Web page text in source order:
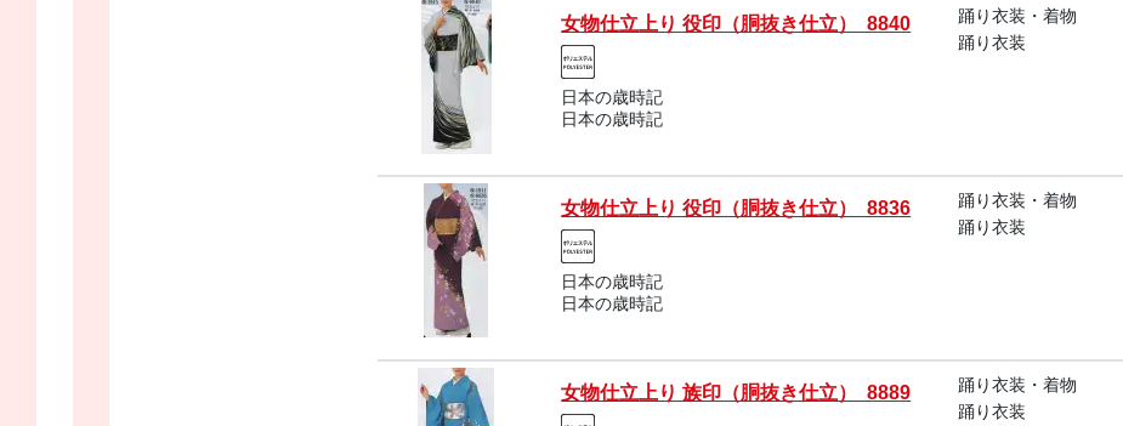
女物仕立上り 役印（胴抜き仕立） 8840
日本の歳時記
日本の歳時記
踊り衣装・着物
踊り衣装
女物仕立上り 役印（胴抜き仕立） 8836
日本の歳時記
日本の歳時記
踊り衣装・着物
踊り衣装
女物仕立上り 族印（胴抜き仕立） 8889
踊り衣装・着物
踊り衣装